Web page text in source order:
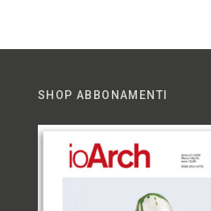
SHOP ABBONAMENTI